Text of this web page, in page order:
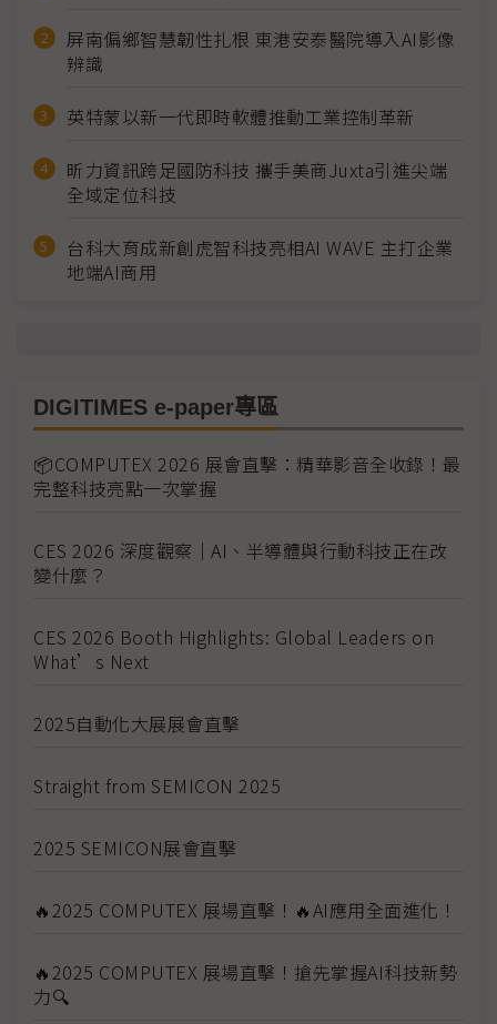
屏南偏鄉智慧韌性扎根 東港安泰醫院導入AI影像
辨識
英特蒙以新一代即時軟體推動工業控制革新
昕力資訊跨足國防科技 攜手美商Juxta引進尖端
全域定位科技
台科大育成新創虎智科技亮相AI WAVE 主打企業
地端AI商用
DIGITIMES e-paper專區
📦COMPUTEX 2026 展會直擊：精華影音全收錄！最
完整科技亮點一次掌握
CES 2026 深度觀察｜AI、半導體與行動科技正在改
變什麼？
CES 2026 Booth Highlights: Global Leaders on
What’s Next
2025自動化大展展會直擊
Straight from SEMICON 2025
2025 SEMICON展會直擊
🔥2025 COMPUTEX 展場直擊！🔥AI應用全面進化！
🔥2025 COMPUTEX 展場直擊！搶先掌握AI科技新勢
力🔍